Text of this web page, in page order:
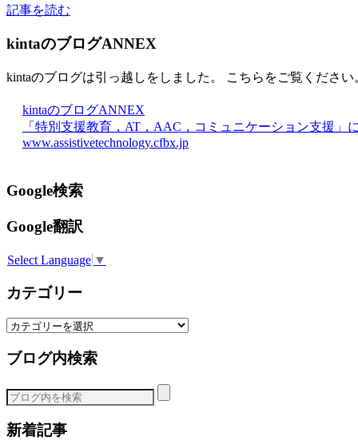
記事を読む
kintaのブログANNEX
kintaのブログは引っ越しをしました。 こちらをご覧ください
kintaのブログANNEX
「特別支援教育，AT，AAC，コミュニケーション支援」
www.assistivetechnology.cfbx.jp
Google検索
Google翻訳
Select Language ▼
カテゴリー
カ
ゴ
ー
ブログ内検索
新着記事